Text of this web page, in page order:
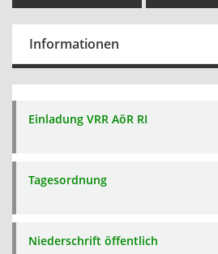
Informationen
Einladung VRR AöR RI
Tagesordnung
Niederschrift öffentlich